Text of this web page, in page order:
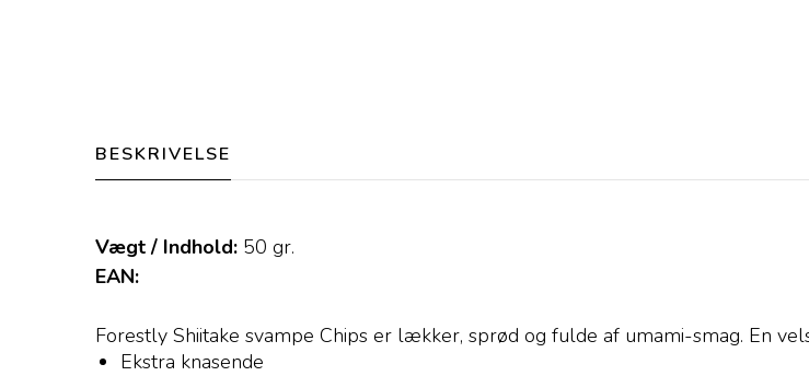
BESKRIVELSE
Vægt / Indhold: 50 gr.
EAN:
Forestly Shiitake svampe Chips er lækker, sprød og fulde af umami-smag. En
Ekstra knasende